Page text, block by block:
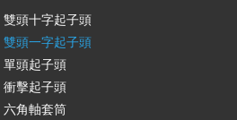
雙頭十字起子頭
雙頭一字起子頭
單頭起子頭
衝擊起子頭
六角軸套筒